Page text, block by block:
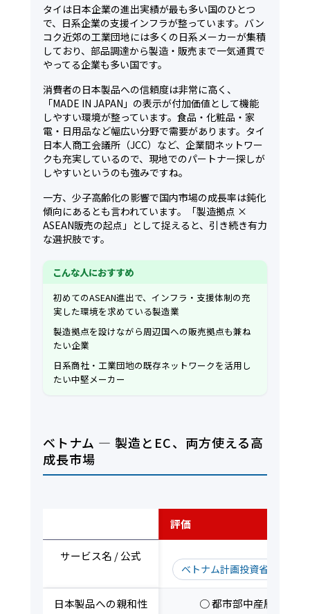
タイは日本企業の進出実績が最も多い国のひとつ
で、日系企業の支援インフラが整っています。バン
コク近郊の工業団地には多くの日系メーカーが集積
しており、部品調達から製造・販売まで一気通貫で
やってる企業も多い国です。
消費者の日本製品への信頼度は非常に高く、
「MADE IN JAPAN」の表示が付加価値として機能
しやすい環境が整っています。食品・化粧品・家
電・日用品など幅広い分野で需要があります。タイ
日本人商工会議所（JCC）など、企業間ネットワー
クも充実しているので、現地でのパートナー探しが
しやすいというのも強みですね。
一方、少子高齢化の影響で国内市場の成長率は鈍化
傾向にあるとも言われています。「製造拠点 ×
ASEAN販売の起点」として捉えると、引き続き有力
な選択肢です。
こんな人におすすめ
初めてのASEAN進出で、インフラ・支援体制の充
実した環境を求めている製造業
製造拠点を設けながら周辺国への販売拠点も兼ね
たい企業
日系商社・工業団地の既存ネットワークを活用し
たい中堅メーカー
ベトナム — 製造とEC、両方使える高
成長市場
評価
サービス名 / 公式
ベトナム計画投資省（MPI）
日本製品への親和性 ○ 都市部中産層に強い